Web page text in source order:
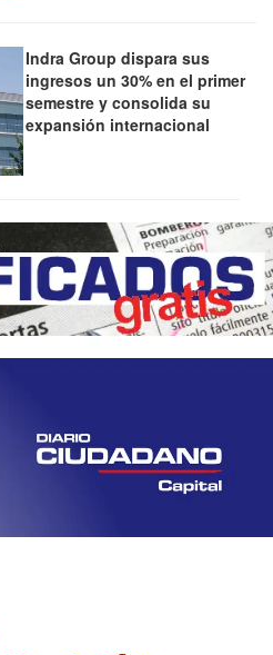
Indra Group dispara sus
ingresos un 30% en el primer
semestre y consolida su
expansión internacional